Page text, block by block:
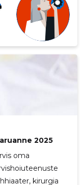
2025
oma
kirurgia